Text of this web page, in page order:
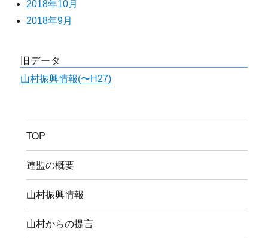
2018年10月
2018年9月
旧データ
山村振興情報(〜H27)
TOP
連盟の概要
山村振興情報
山村からの提言